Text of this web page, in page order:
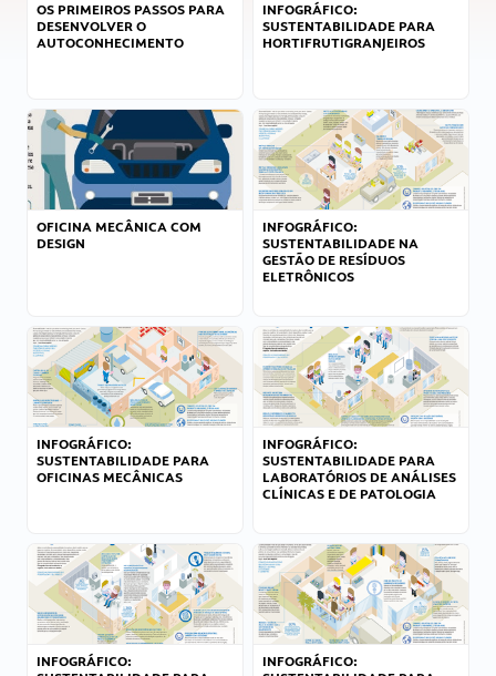
OS PRIMEIROS PASSOS PARA
DESENVOLVER O
AUTOCONHECIMENTO
INFOGRÁFICO:
SUSTENTABILIDADE PARA
HORTIFRUTIGRANJEIROS
OFICINA MECÂNICA COM
DESIGN
INFOGRÁFICO:
SUSTENTABILIDADE NA
GESTÃO DE RESÍDUOS
ELETRÔNICOS
INFOGRÁFICO:
SUSTENTABILIDADE PARA
OFICINAS MECÂNICAS
INFOGRÁFICO:
SUSTENTABILIDADE PARA
LABORATÓRIOS DE ANÁLISES
CLÍNICAS E DE PATOLOGIA
INFOGRÁFICO:
INFOGRÁFICO: